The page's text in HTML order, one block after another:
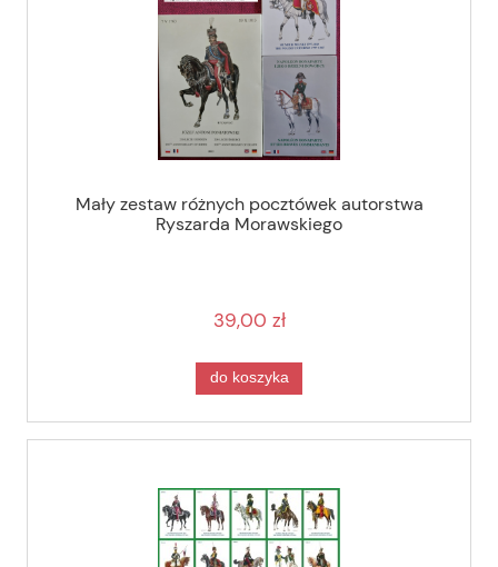
Mały zestaw różnych pocztówek autorstwa
Ryszarda Morawskiego
39,00 zł
do koszyka